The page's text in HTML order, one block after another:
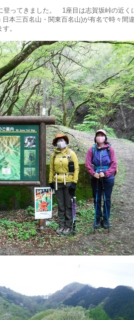
登ってきました。 1座目は志賀坂峠の近く
本三百名山・関東百名山)が有名で時々間
。